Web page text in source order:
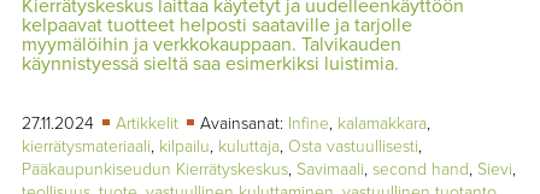
TIETOA
LEHDESTÄ
YHTEYSTIEDOT
27.11.2024 Artikkelit Avainsanat: Infine, kalamakkara,
kierrätysmateriaali, kilpailu, kuluttaja, Osta vastuullisesti,
Pääkaupunkiseudun Kierrätyskeskus, Savimaali, second hand, Sievi,